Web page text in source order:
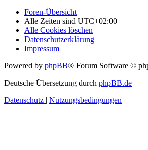
Foren-Übersicht
Alle Zeiten sind UTC+02:00
Alle Cookies löschen
Datenschutzerklärung
Impressum
Powered by phpBB® Forum Software ©
Deutsche Übersetzung durch phpBB.de
Datenschutz | Nutzungsbedingungen